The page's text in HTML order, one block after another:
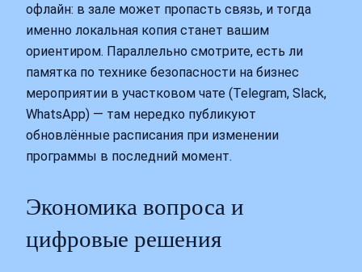
офлайн: в зале может пропасть связь, и тогда
именно локальная копия станет вашим
ориентиром. Параллельно смотрите, есть ли
памятка по технике безопасности на бизнес
мероприятии в участковом чате (Telegram, Slack,
WhatsApp) — там нередко публикуют
обновлённые расписания при изменении
программы в последний момент.
Экономика вопроса и
цифровые решения